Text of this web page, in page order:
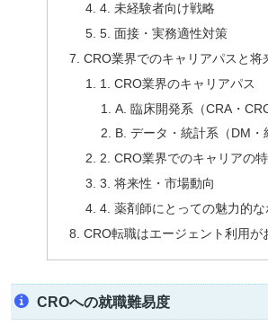
4. 未経験者向け戦略
5. 面接・実務適性対策
CRO業界でのキャリアパスと将
1. CRO業界のキャリアパス
A. 臨床開発系（CRA・
B. データ・統計系（DM・
2. CRO業界でのキャリアの
3. 将来性・市場動向
4. 薬剤師にとっての魅力的な
CRO転職はエージェント利用が
CROへの就職難易度